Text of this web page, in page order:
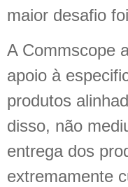
maior desafio
A Commscope
apoio à
produtos
disso, não
entrega dos
extremamente